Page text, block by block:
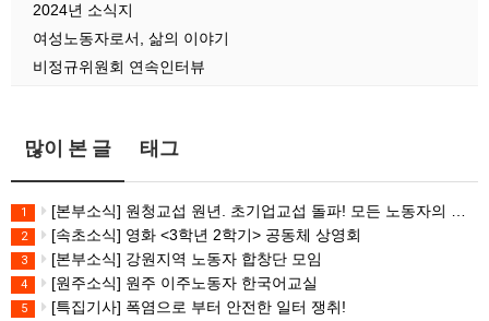
2024년 소식지
여성노동자로서, 삶의 이야기
비정규위원회 연속인터뷰
많이 본 글 태그
1 [본부소식] 원청교섭 원년. 초기업교섭 돌파! 모든 노동자의 노동기본권 쟁취! 민주노총 7.15 총파업대회
2 [속초소식] 영화 <3학년 2학기> 공동체 상영회
3 [본부소식] 강원지역 노동자 합창단 모임
4 [원주소식] 원주 이주노동자 한국어교실
5 [특집기사] 폭염으로 부터 안전한 일터 쟁취!